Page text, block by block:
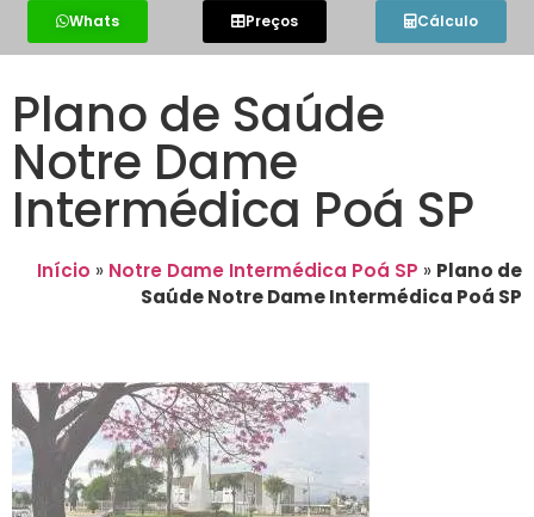
Whats Preços Cálculo
Plano de Saúde
Notre Dame
Intermédica Poá SP
Início » Notre Dame Intermédica Poá SP » Plano de
Saúde Notre Dame Intermédica Poá SP